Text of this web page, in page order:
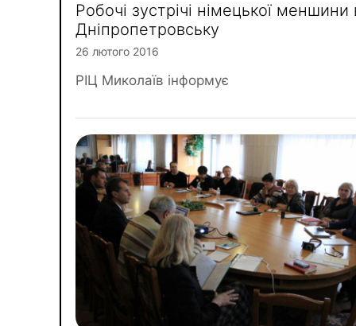
Робочі зустрічі німецької меншини
Дніпропетровську
26 лютого 2016
РІЦ Миколаїв інформує